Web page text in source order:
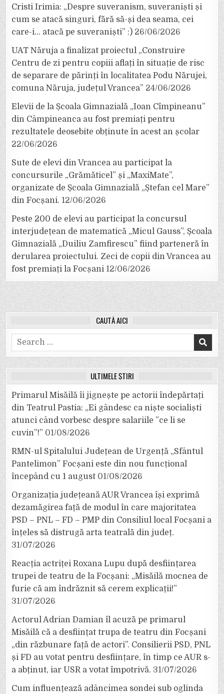
Cristi Irimia: „Despre suveranism, suveraniști și
cum se atacă singuri, fără să-și dea seama, cei
care-i… atacă pe suveraniști” :) 26/06/2026
UAT Năruja a finalizat proiectul „Construire
Centru de zi pentru copiii aflați în situație de risc
de separare de părinți în localitatea Podu Nărujei,
comuna Năruja, județul Vrancea” 24/06/2026
Elevii de la Școala Gimnazială „Ioan Cîmpineanu”
din Câmpineanca au fost premiați pentru
rezultatele deosebite obținute în acest an școlar
22/06/2026
Sute de elevi din Vrancea au participat la
concursurile „Grămăticel” și „MaxiMate”,
organizate de Școala Gimnazială „Ștefan cel Mare”
din Focșani. 12/06/2026
Peste 200 de elevi au participat la concursul
interjudețean de matematică „Micul Gauss”, Școala
Gimnazială „Duiliu Zamfirescu” fiind parteneră în
derularea proiectului. Zeci de copii din Vrancea au
fost premiați la Focșani 12/06/2026
CAUTĂ AICI
Search
for:
ULTIMELE ȘTIRI
Primarul Misăilă îi jignește pe actorii îndepărtați
din Teatrul Pastia: „Ei gândesc ca niște socialiști
atunci când vorbesc despre salariile ”ce li se
cuvin”!” 01/08/2026
RMN-ul Spitalului Județean de Urgență „Sfântul
Pantelimon” Focșani este din nou funcțional
începând cu 1 august 01/08/2026
Organizația județeană AUR Vrancea își exprimă
dezamăgirea față de modul în care majoritatea
PSD – PNL – FD – PMP din Consiliul local Focșani a
înțeles să distrugă arta teatrală din județ.
31/07/2026
Reacția actriței Roxana Lupu după desființarea
trupei de teatru de la Focșani: „Misăilă mocnea de
furie că am îndrăznit să cerem explicații!”
31/07/2026
Actorul Adrian Damian îl acuză pe primarul
Misăilă că a desființat trupa de teatru din Focșani
„din răzbunare față de actori”. Consilierii PSD, PNL
și FD au votat pentru desființare, în timp ce AUR s-
a abținut, iar USR a votat împotrivă. 31/07/2026
Cum influențează adâncimea sondei sub oglinda